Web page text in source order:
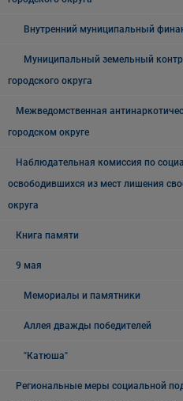
Внутренний муниципальный
Муниципальный земельный
городского округа
Межведомственная
городском округе
Наблюдательная комиссия по
освободившихся из мест лишения
округа
Книга памяти
9 мая
Мемориалы и памятники
Аллея дважды победителей
"Катюша"
Региональные меры социальной